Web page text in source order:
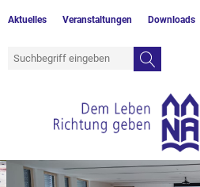
Aktuelles Veranstaltungen Downloads